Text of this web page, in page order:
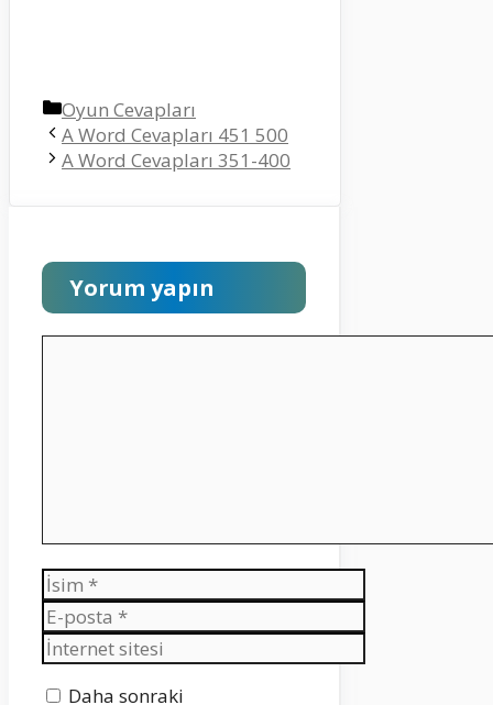
Kategoriler
Oyun Cevapları
A Word Cevapları 451 500
A Word Cevapları 351-400
Yorum yapın
İsim
E-
posta
İnternet
sitesi
Daha sonraki